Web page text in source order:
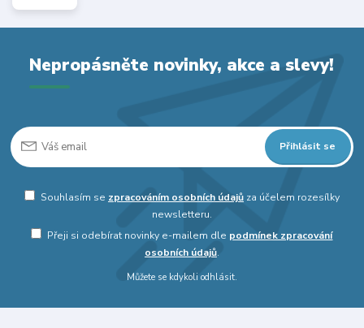
Nepropásněte novinky, akce a slevy!
Přihlásit se
Souhlasím se zpracováním osobních údajůza účelem rozesílky
newsletteru.
Přeji si odebírat novinky e-mailem dle podmínek zpracování
osobních údajů.
Můžete se kdykoli odhlásit.